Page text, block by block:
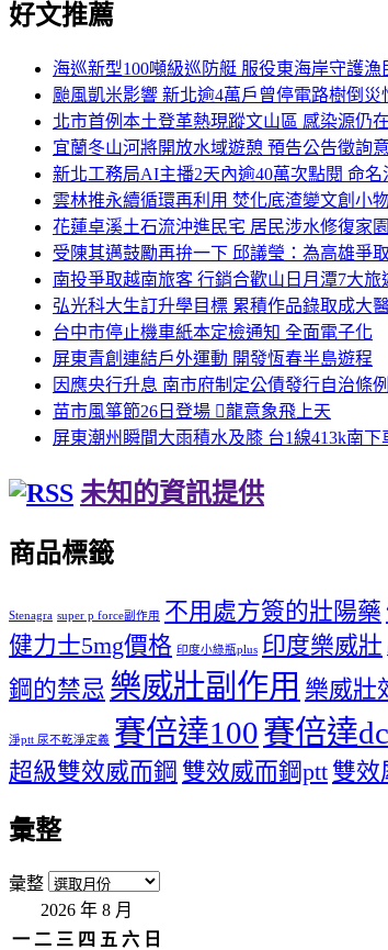
好文推薦
海巡新型100噸級巡防艇 服役東海岸守護漁
颱風凱米影響 新北逾4萬戶曾停電路樹倒災
北市首例本土登革熱現蹤文山區 感染源仍
宜蘭冬山河將開放水域遊憩 預告公告徵詢
新北工務局AI主播2天內逾40萬次點閱 命名
雲林推永續循環再利用 焚化底渣變文創小
花蓮卓溪土石流沖進民宅 居民涉水修復家園
受陳其邁鼓勵再拚一下 邱議瑩：為高雄爭
南投爭取越南旅客 行銷合歡山日月潭7大旅
弘光科大生訂升學目標 累積作品錄取成大
台中市停止機車紙本定檢通知 全面電子化
屏東青創連結戶外運動 開發恆春半島遊程
因應央行升息 南市府制定公債發行自治條
苗市風箏節26日登場 𪹚龍意象飛上天
屏東潮州瞬間大雨積水及膝 台1線413k南下
未知的資訊提供
商品標籤
Stenagra super p force副作用 不用處方簽的壯陽藥
健力士5mg價格 印度小綠瓶plus 印度樂威壯
鋼的禁忌 樂威壯副作用 樂威壯
淨ptt 尿不乾淨定義 賽倍達100賽倍達
超級雙效威而鋼 雙效威而鋼ptt 雙效
彙整
彙整
2026 年 8 月
一 二 三 四 五 六 日